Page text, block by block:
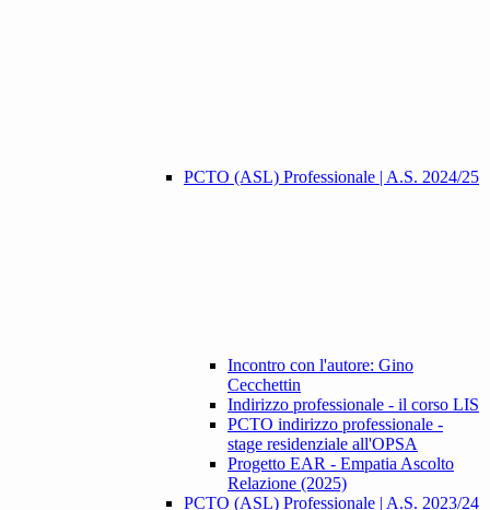
PCTO (ASL) Professionale | A.S. 2024/25
Incontro con l'autore: Gino
Cecchettin
Indirizzo professionale - il corso LIS
PCTO indirizzo professionale -
stage residenziale all'OPSA
Progetto EAR - Empatia Ascolto
Relazione (2025)
PCTO (ASL) Professionale | A.S. 2023/24